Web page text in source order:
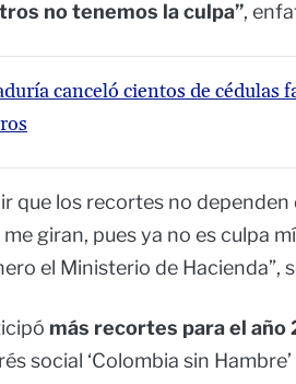
no tenemos la culpa”,
canceló cientos de cédulas
que los recortes no dependen
giran, pues ya no es culpa
el Ministerio de Hacienda”,
más recortes para el año
social ‘Colombia sin